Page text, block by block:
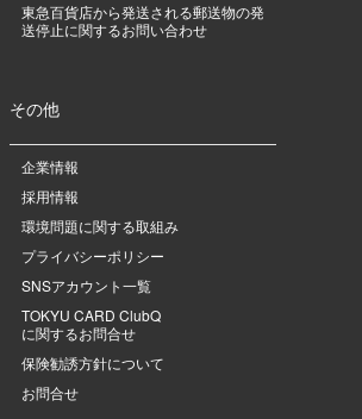
東急百貨店から発送される郵送物の発
送停止に関するお問い合わせ
その他
企業情報
採用情報
環境問題に関する取組み
プライバシーポリシー
SNSアカウント一覧
TOKYU CARD ClubQ
に関するお問合せ
保険勧誘方針について
お問合せ